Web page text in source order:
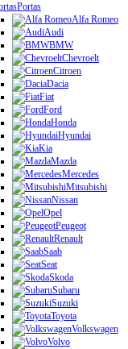
Portas
Alfa Romeo
Audi
BMW
Chevroelt
Citroen
Dacia
Fiat
Ford
Honda
Hyundai
Kia
Mazda
Mercedes
Mitsubishi
Nissan
Opel
Peugeot
Renault
Saab
Seat
Skoda
Subaru
Suzuki
Toyota
Volkswagen
Volvo